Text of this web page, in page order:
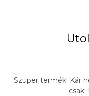
Szuper termék! Kár